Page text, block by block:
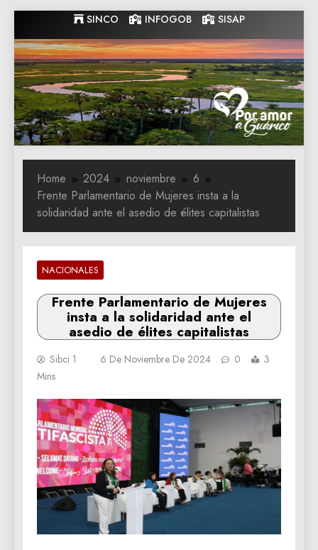
to
content
SINCO INFOGOB SISAP
Gobernacion
de Guarico
Gobernacion de Guarico
Home 2024 noviembre
6
Frente Parlamentario de Mujeres insta a la
solidaridad ante el asedio de élites capitalistas
NACIONALES
Frente Parlamentario de Mujeres
insta a la solidaridad ante el
asedio de élites capitalistas
Sibci 1 6 De Noviembre De 2024 0
3
Mins